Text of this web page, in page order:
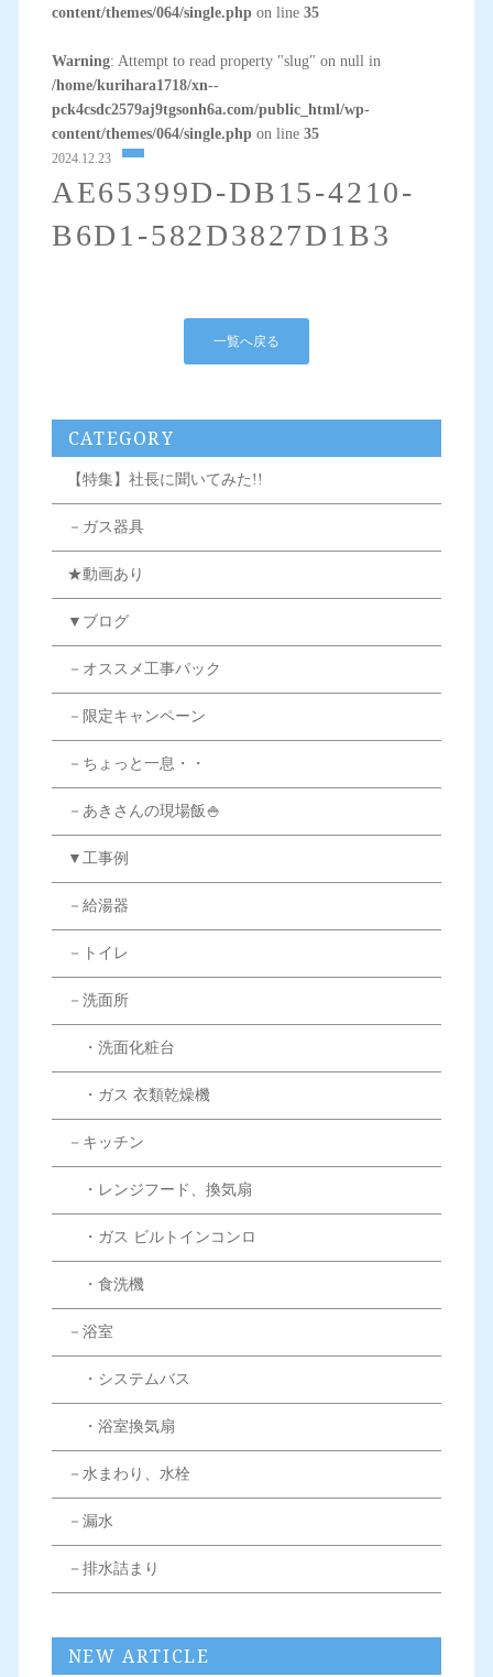
content/themes/064/single.phpon line 35
Warning: Attempt to read property "slug" on null in
/home/kurihara1718/xn--
pck4csdc2579aj9tgsonh6a.com/public_html/wp-
content/themes/064/single.phpon line 35
2024.12.23
AE65399D-DB15-4210-
B6D1-582D3827D1B3
一覧へ戻る
CATEGORY
【特集】社長に聞いてみた!!
－ガス器具
★動画あり
▼ブログ
－オススメ工事パック
－限定キャンペーン
－ちょっと一息・・
－あきさんの現場飯🍚
▼工事例
－給湯器
－トイレ
－洗面所
・洗面化粧台
・ガス 衣類乾燥機
－キッチン
・レンジフード、換気扇
・ガス ビルトインコンロ
・食洗機
－浴室
・システムバス
・浴室換気扇
－水まわり、水栓
－漏水
－排水詰まり
NEW ARTICLE